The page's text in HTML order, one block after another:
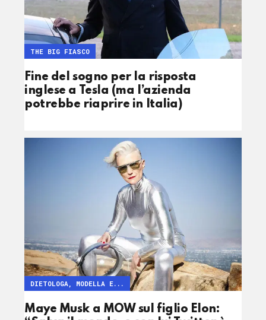
Fine del sogno per la risposta
inglese a Tesla (ma l’azienda
potrebbe riaprire in Italia)
THE BIG FIASCO
Maye Musk a MOW sul figlio Elon:
DIETOLOGA, MODELLA E...